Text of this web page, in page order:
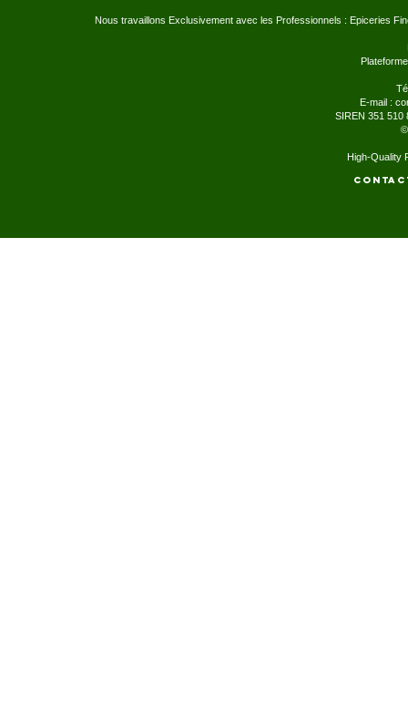
Nous travaillons Exclusivement avec les Professionnels : Epiceries
E-mail :
SIREN 351
©
High-Quality